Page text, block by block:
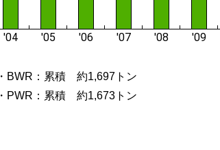
・BWR：累積 約1,697トン
・PWR：累積 約1,673トン